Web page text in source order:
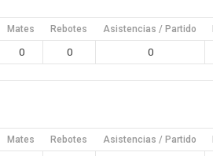
Mates Rebotes Asistencias / Partido
0 0 0
Mates Rebotes Asistencias / Partido